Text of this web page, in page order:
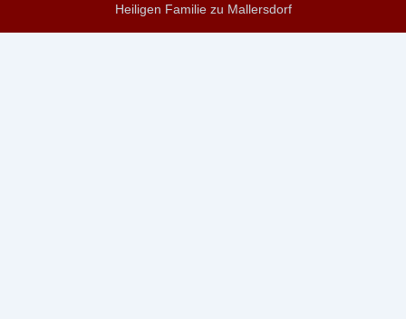
Heiligen Familie zu Mallersdorf